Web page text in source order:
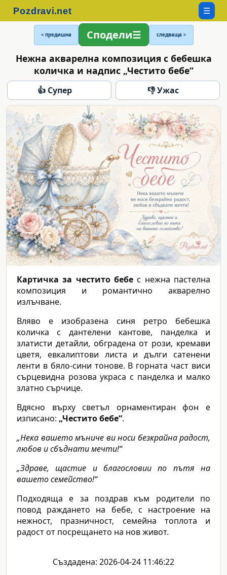
☰
< предишна Сподели следваща >
Нежна акварелна композиция с бебешка
количка и надпис „Честито бебе“
👍 Супер 👎 Ужас
Картичка за честито бебе с нежна пастелна
композиция и романтично акварелно
излъчване.
Вляво е изобразена синя ретро бебешка
количка с дантелени кантове, панделка и
златисти детайли, обградена от рози, кремави
цветя, евкалиптови листа и дълги сатенени
ленти в бяло-сини тонове. В горната част виси
сърцевидна розова украса с панделка и малко
златно сърчице.
Вдясно върху светъл орнаментиран фон е
изписано: „Честито бебе“.
„Нека вашето мъниче ви носи безкрайна радост,
любов и сбъднати мечти!“
„Здраве, щастие и благословии по пътя на
вашето семейство!“
Подходяща е за поздрав към родители по
повод раждането на бебе, с настроение на
нежност, празничност, семейна топлота и
радост от посрещането на нов живот.
Създадена: 2026-04-24 11:46:22